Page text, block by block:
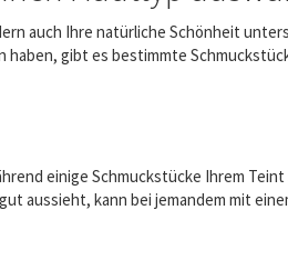
auch Ihre natürliche Schönheit
gibt es bestimmte
einige Schmuckstücke Ihrem
aussieht, kann bei jemandem mit